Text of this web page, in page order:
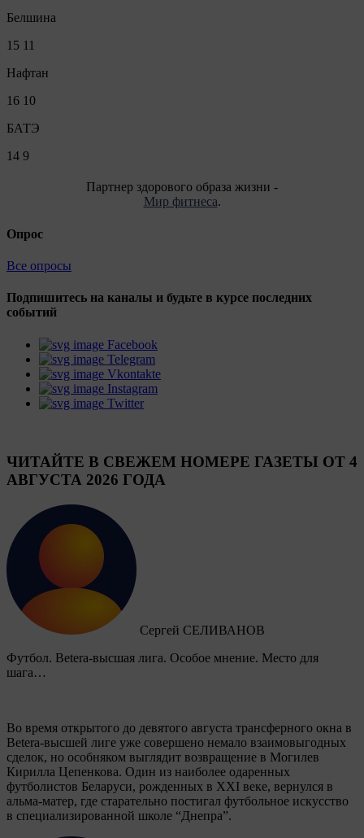
Белшина
15 11
Нафтан
16 10
БАТЭ
14 9
Партнер здорового образа жизни -
Мир фитнеса.
Опрос
Все опросы
Подпишитесь на каналы и будьте в курсе последних
событий
Facebook
Telegram
Vkontakte
Instagram
Twitter
ЧИТАЙТЕ В СВЕЖЕМ НОМЕРЕ ГАЗЕТЫ ОТ 4
АВГУСТА 2026 ГОДА
Сергей СЕЛИВАНОВ
Футбол. Betera-высшая лига. Особое мнение. Место для
шага…
Во время открытого до девятого августа трансферного окна в
Betera-высшей лиге уже совершено немало взаимовыгодных
сделок, но особняком выглядит возвращение в Могилев
Кирилла Цепенкова. Один из наиболее одаренных
футболистов Беларуси, рожденных в XXI веке, вернулся в
альма-матер, где старательно постигал футбольное искусство
в специализированной школе “Днепра”.